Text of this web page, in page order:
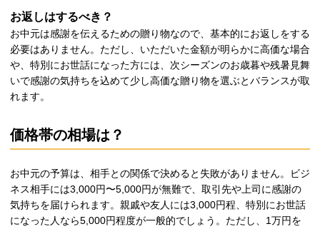
お返しはするべき？
お中元は感謝を伝えるための贈り物なので、基本的にお返しをする
必要はありません。ただし、いただいた金額が明らかに高価な場合
や、特別にお世話になった方には、次シーズンのお歳暮や残暑見舞
いで感謝の気持ちを込めて少し高価な贈り物を選ぶとバランスが取
れます。
価格帯の相場は？
お中元の予算は、相手との関係で決めると失敗がありません。ビジ
ネス相手には3,000円〜5,000円が無難で、取引先や上司に感謝の
気持ちを届けられます。親戚や友人には3,000円程、特別にお世話
になった人なら5,000円程度が一般的でしょう。ただし、1万円を